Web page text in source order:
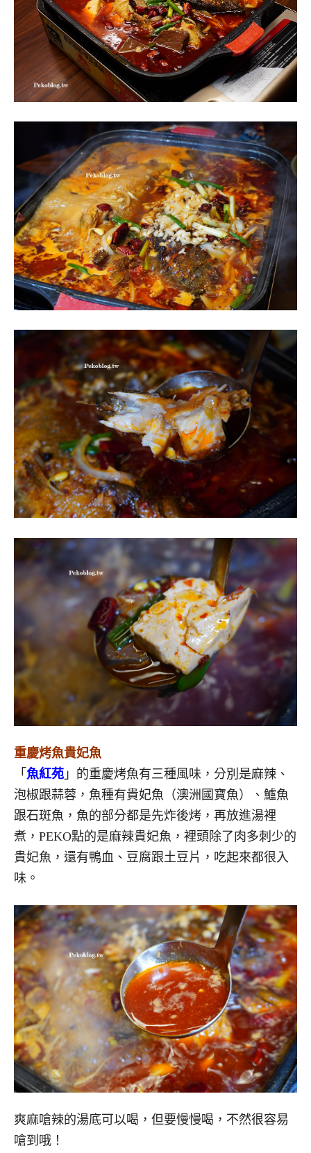
重慶烤魚貴妃魚
「 魚紅苑 」的重慶烤魚有三種風味，分別是麻辣、
泡椒跟蒜蓉，魚種有貴妃魚（澳洲國寶魚）、鱸魚
跟石斑魚，魚的部分都是先炸後烤，再放進湯裡
煮，PEKO點的是麻辣貴妃魚，裡頭除了肉多刺少的
貴妃魚，還有鴨血、豆腐跟土豆片，吃起來都很入
味。
爽麻嗆辣的湯底可以喝，但要慢慢喝，不然很容易
嗆到哦！